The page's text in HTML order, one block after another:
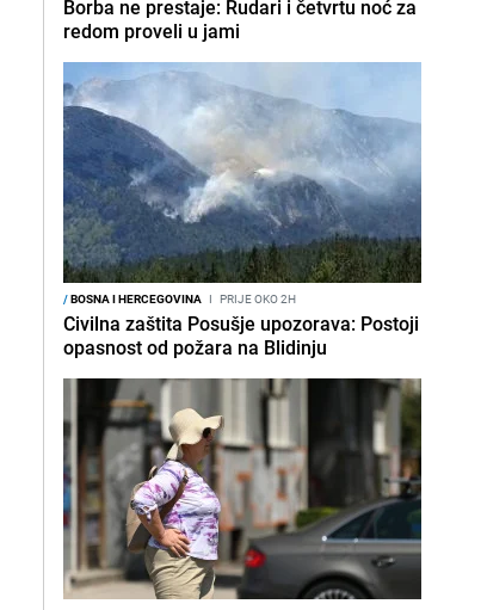
Borba ne prestaje: Rudari i četvrtu noć za
redom proveli u jami
/BOSNA I HERCEGOVINA I PRIJE OKO 2H
Civilna zaštita Posušje upozorava: Postoji
opasnost od požara na Blidinju